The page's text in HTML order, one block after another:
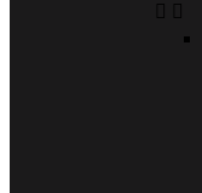
 